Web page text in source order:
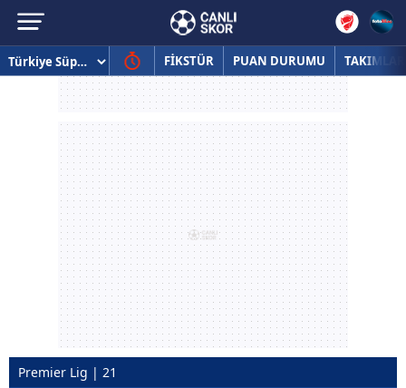
FİKSTÜR PUAN DURUMU TAKIMLAR
Premier Lig | 21